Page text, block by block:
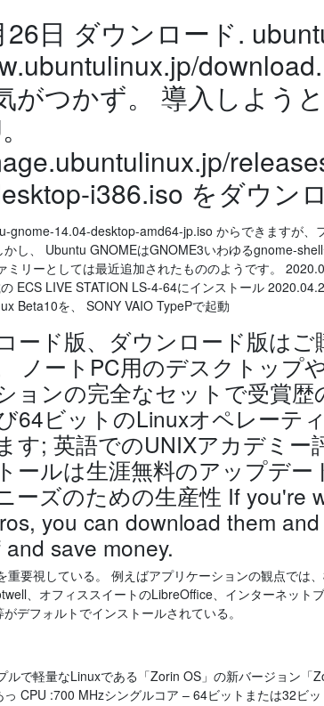
日 ダウンロード.
がつかず。 導入しよう
i386.iso をダウンロ
gnome-14.04-desktop-amd64-jp.iso からできますが、
し、 Ubuntu GNOMEはGNOME3いわゆるgnome-
ミリーとしては最近追加されたもののようです。
ECS LIVE STATION LS-4-64にインストール
Beta10を、 SONY VAIO TypePで起動
ード版、ダウンロード版はご
ノートPC用のデスクトップ
ョンの完全なセットで受賞歴
64ビットのLinuxオペレーテ
す; 英語でのUNIXアカデミー
ールは生涯無料のアップデ
ーズのための生産性 If you're
you can download them
save money.
重要視している。 例えばアプリケーションの観点では
、オフィススイートのLibreOffice、インターネット
デフォルトでインストールされている。
ルで軽量なLinuxである「Zorin OS」の新バージョン「
CPU :700 MHzシングルコア – 64ビットまたは32ビ